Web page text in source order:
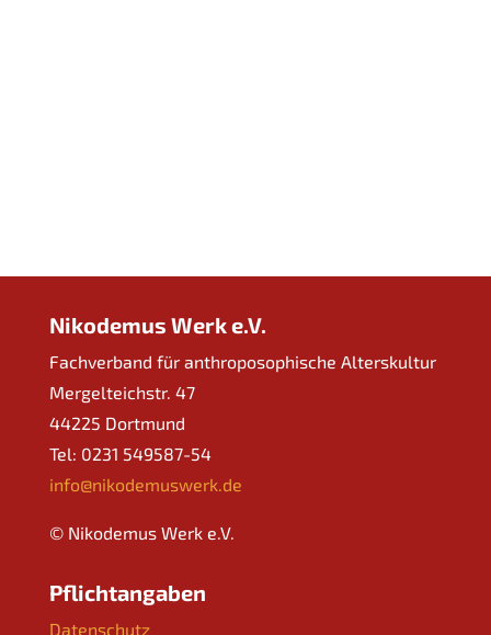
Nikodemus Werk e.V.
Fachverband für anthroposophische Alterskultur
Mergelteichstr. 47
44225 Dortmund
Tel: 0231 549587-54
info@nikodemuswerk.de
© Nikodemus Werk e.V.
Pflichtangaben
Datenschutz